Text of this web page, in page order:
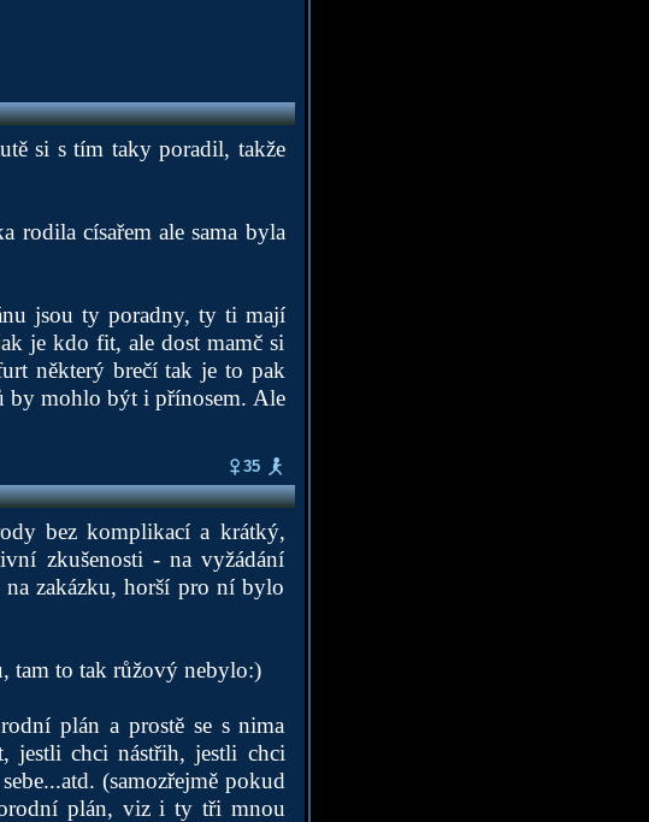
si s tím taky poradil, takže
rodila císařem ale sama byla
jsou ty poradny, ty ti mají
je kdo fit, ale dost mamč si
některý brečí tak je to pak
by mohlo být i přínosem. Ale
35
bez komplikací a krátký,
zkušenosti - na vyžádání
zakázku, horší pro ní bylo
tam to tak růžový nebylo:)
plán a prostě se s nima
jestli chci nástřih, jestli chci
(samozřejmě pokud
plán, viz i ty tři mnou